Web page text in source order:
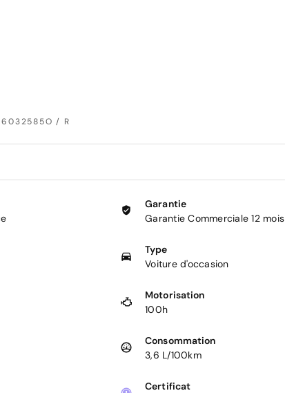
/ R
Garantie
Garantie Commerciale 12 mois
Type
Voiture d'occasion
Motorisation
100h
Consommation
3,6 L/100km
Certificat